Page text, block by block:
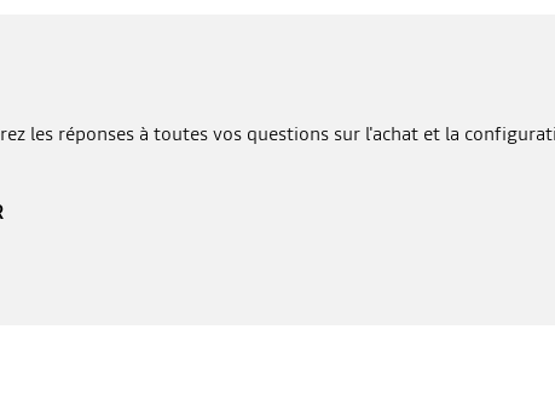
les réponses à toutes vos questions sur l'achat et la